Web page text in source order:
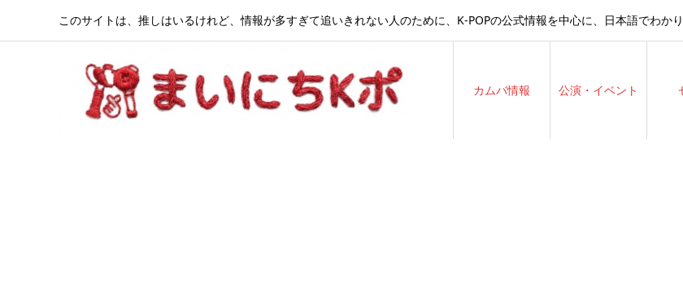
このサイトは、推しはいるけれど、情報が多すぎて追いきれない人のために、K-POPの公式情報を中心に、日本語でわか
カムバ情報 公演・イベント